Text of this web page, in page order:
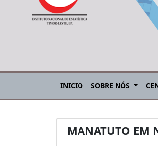
INICIO SOBRE NÓS
MANATUTO EM